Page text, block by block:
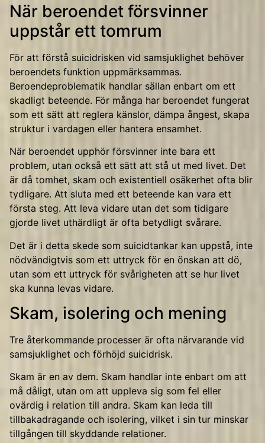
När beroendet försvinner
uppstår ett tomrum
För att förstå suicidrisken vid samsjuklighet behöver
beroendets funktion uppmärksammas.
Beroendeproblematik handlar sällan enbart om ett
skadligt beteende. För många har beroendet fungerat
som ett sätt att reglera känslor, dämpa ångest, skapa
struktur i vardagen eller hantera ensamhet.
När beroendet upphör försvinner inte bara ett
problem, utan också ett sätt att stå ut med livet. Det
är då tomhet, skam och existentiell osäkerhet ofta blir
tydligare. Att sluta med ett beteende kan vara ett
första steg. Att leva vidare utan det som tidigare
gjorde livet uthärdligt är ofta betydligt svårare.
Det är i detta skede som suicidtankar kan uppstå, inte
nödvändigtvis som ett uttryck för en önskan att dö,
utan som ett uttryck för svårigheten att se hur livet
ska kunna levas vidare.
Skam, isolering och mening
Tre återkommande processer är ofta närvarande vid
samsjuklighet och förhöjd suicidrisk.
Skam är en av dem. Skam handlar inte enbart om att
må dåligt, utan om att uppleva sig som fel eller
ovärdig i relation till andra. Skam kan leda till
tillbakadragande och isolering, vilket i sin tur minskar
tillgången till skyddande relationer.